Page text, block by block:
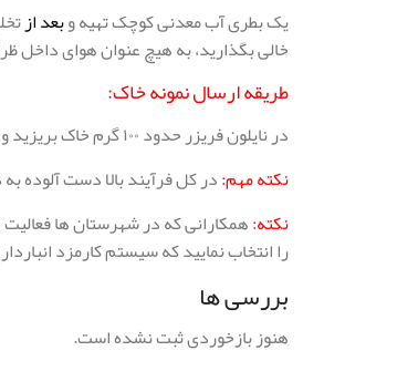
یک بطری آب معدنی کوچک تهیه وبعد از
خالی بگذارید، به هیچ عنوان هوای داخل
طریقه ارسال نمونه خاک:
در نایلون فریزر حدود ۱۰۰ گرم خاک بریزید و توسط بسته کارتنی کوچک، از طریق تیپاکس به آدرس “تیپاکس شعبه کمالشهر کرج” ارسال نمایید و کرایه بار را در مبدا پرداخت کنید.
نکته مهم:در کل فرآیند بالا دست آلوده
نکته:همکارانی که در شهرستان ها فعالیت
را انتخاب نمایید که سیستم کارمزد
بررسی ها
هنوز بازخوردی ثبت نشده است.